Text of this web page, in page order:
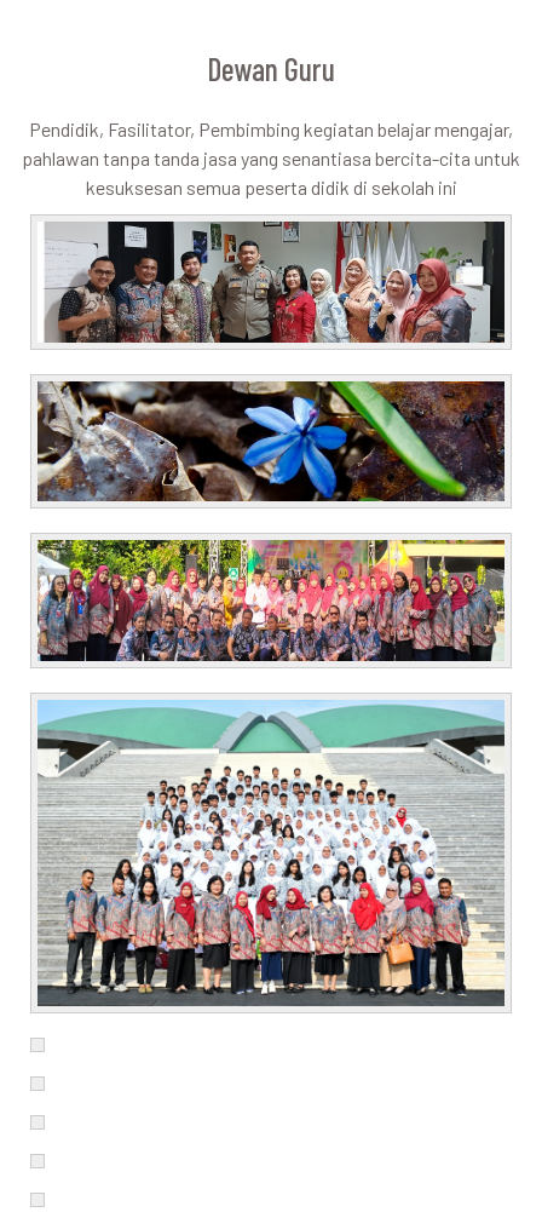
Dewan Guru
Pendidik, Fasilitator, Pembimbing kegiatan belajar mengajar,
pahlawan tanpa tanda jasa yang senantiasa bercita-cita untuk
kesuksesan semua peserta didik di sekolah ini